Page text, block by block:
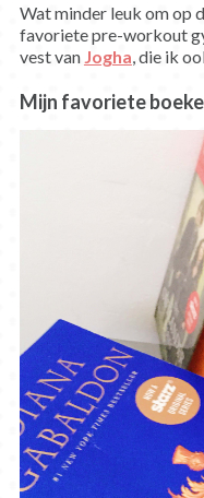
Wat minder leuk om op
favoriete pre-workout
vest van Jogha, die ik
Mijn favoriete